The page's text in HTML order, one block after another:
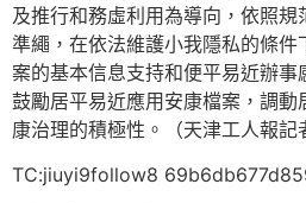
及推行和務虛利用為導向，依照
準繩，在依法維護小我隱私的條
案的基本信息支持和便平易近辦
鼓勵居平易近應用安康檔案，調動
康治理的積極性。（天津工人報記
TC:jiuyi9follow8